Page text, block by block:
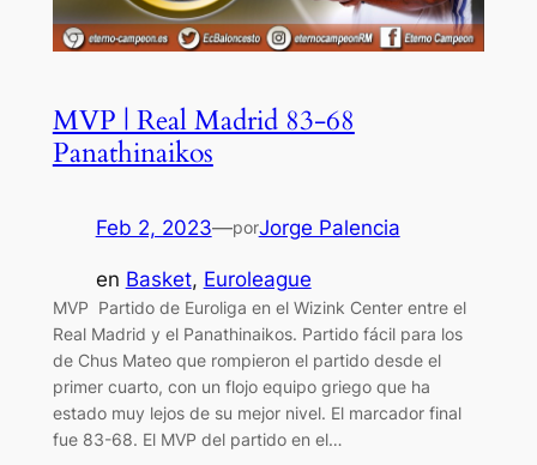
MVP | Real Madrid 83-68
Panathinaikos
Feb 2, 2023—porJorge Palencia
en Basket, Euroleague
MVP Partido de Euroliga en el Wizink Center entre el
Real Madrid y el Panathinaikos. Partido fácil para los
de Chus Mateo que rompieron el partido desde el
primer cuarto, con un flojo equipo griego que ha
estado muy lejos de su mejor nivel. El marcador final
fue 83-68. El MVP del partido en el…